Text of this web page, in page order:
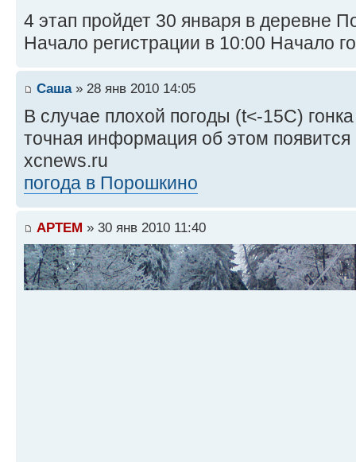
4 этап пройдет 30 января в деревне
Начало регистрации в 10:00 Начало
Саша» 28 янв 2010 14:05
В случае плохой погоды (t<-15С)
точная информация об этом
xcnews.ru
погода в Порошкино
APTEM » 30 янв 2010 11:40